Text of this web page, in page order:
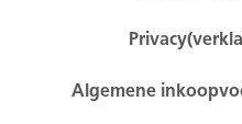
Algemene